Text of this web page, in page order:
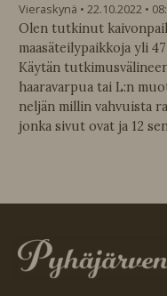
Vieraskynä 22.10.2022
Olen tutkinut
maasäteilypaikkoja yli
Käytän
haaravarpua tai L:n
neljän millin vahvuista
jonka sivut ovat ja 12